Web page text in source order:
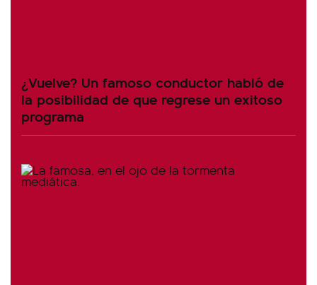
¿Vuelve? Un famoso conductor habló de
la posibilidad de que regrese un exitoso
programa